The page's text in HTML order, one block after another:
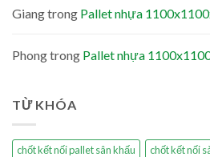
Giangtrong Pallet nhựa
Phongtrong Pallet nhựa
TỪ KHÓA
chốt kết nối pallet sân khấu
chốt kết nối